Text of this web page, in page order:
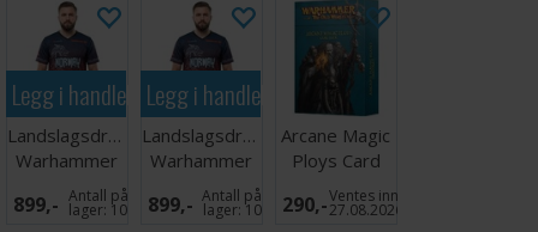
Legg i handlekurven
Landslagsdrakt
Warhammer
2026 Norge
XXL
899,- Antall på
lager: 10
Legg i handlekurven
Landslagsdrakt
Warhammer
2026 Norge L
899,- Antall på
lager: 10
Arcane Magic
Ploys Card
Pack
290,-Ventes inn
27.08.2026